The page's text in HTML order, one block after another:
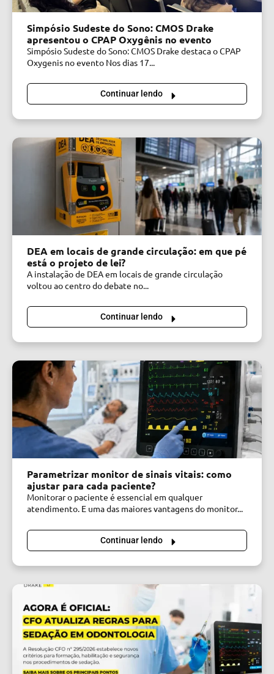
Simpósio Sudeste do Sono: CMOS Drake
apresentou o CPAP Oxygênis no evento
Simpósio Sudeste do Sono: CMOS Drake destaca o CPAP
Oxygenis no evento Nos dias 17...
Continuar lendo
DEA em locais de grande circulação: em que pé
está o projeto de lei?
A instalação de DEA em locais de grande circulação
voltou ao centro do debate no...
Continuar lendo
Parametrizar monitor de sinais vitais: como
ajustar para cada paciente?
Monitorar o paciente é essencial em qualquer
atendimento. E uma das maiores vantagens do monitor...
Continuar lendo